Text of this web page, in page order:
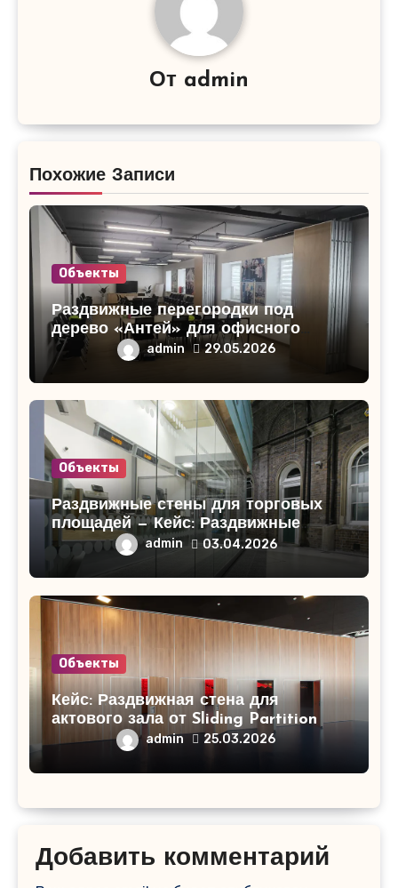
От admin
Похожие Записи
Объекты
Раздвижные перегородки под
дерево «Антей» для офисного
помещения в Кирово-Чепецке
admin 29.05.2026
Объекты
Раздвижные стены для торговых
площадей — Кейс: Раздвижные
стены для торгового центра
«СитиМолл»!
admin 03.04.2026
Объекты
Кейс: Раздвижная стена для
актового зала от Sliding Partition
admin 25.03.2026
Добавить комментарий